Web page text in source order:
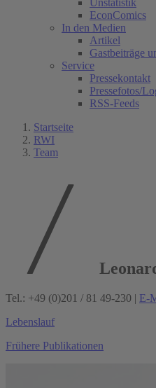
Unstatistik
EconComics
In den Medien
Artikel
Gastbeiträge
Service
Pressekontakt
Pressefotos/
RSS-Feeds
Startseite
RWI
Team
Tel.: +49 (0)201 / 81 49-230 | E-
Lebenslauf
Frühere Publikationen